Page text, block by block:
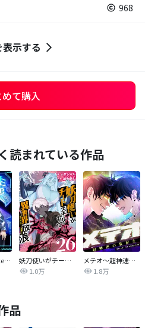
968
示する
めて購入
読まれている作品
悪役人生RE-take【タテヨミ】
妖刀使いがチートスキルをもって異世界放浪 ～生まれ持ったチートは最強！！～
1.0万
メテオ～超神速の救世主～【タテヨミ】
1.8万
品